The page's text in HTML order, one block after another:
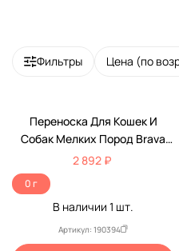
Фильтры Цена (по
Переноска Для Кошек И
Собак Мелких Пород Brava
(Брава) 82# 55*36*33см Вв-
2 892 ₽
0 г
В наличии 1 шт.
Артикул: 190394